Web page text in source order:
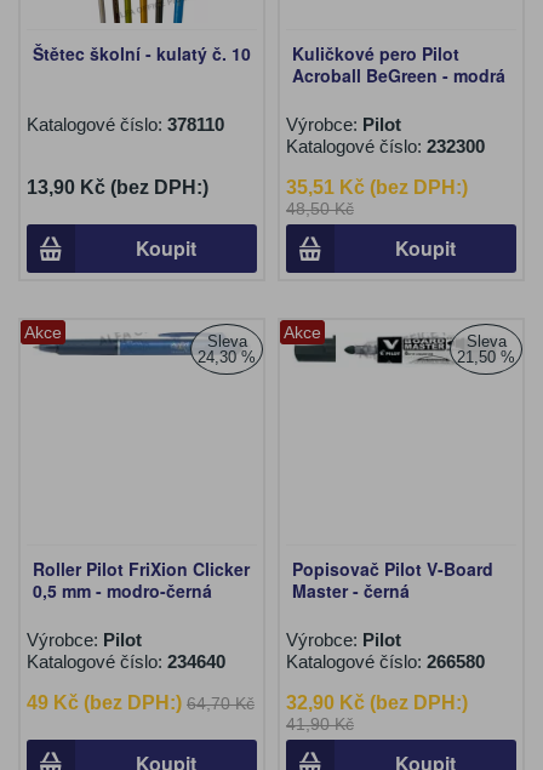
Štětec školní - kulatý č. 10
Katalogové číslo: 378110
13,90 Kč (bez DPH:)
Koupit
Kuličkové pero Pilot
Acroball BeGreen - modrá
Výrobce: Pilot
Katalogové číslo: 232300
35,51 Kč (bez DPH:)
48,50 Kč
Koupit
Akce
Sleva
24,30 %
Roller Pilot FriXion Clicker
0,5 mm - modro-černá
Výrobce: Pilot
Katalogové číslo: 234640
49 Kč (bez DPH:) 64,70 Kč
Koupit
Akce
Sleva
21,50 %
Popisovač Pilot V-Board
Master - černá
Výrobce: Pilot
Katalogové číslo: 266580
32,90 Kč (bez DPH:)
41,90 Kč
Koupit